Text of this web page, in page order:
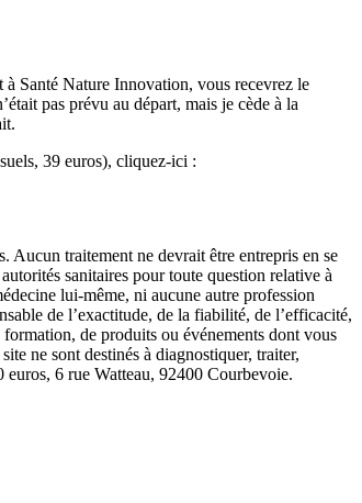
Santé Nature Innovation, vous recevrez le
pas prévu au départ, mais je cède à la
39 euros), cliquez-ici :
Aucun traitement ne devrait être entrepris en se
sanitaires pour toute question relative à
lui-même, ni aucune autre profession
de l’exactitude, de la fiabilité, de l’efficacité,
de produits ou événements dont vous
ne sont destinés à diagnostiquer, traiter,
6 rue Watteau, 92400 Courbevoie.